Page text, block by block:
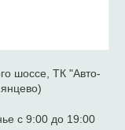
шоссе, ТК "Авто-
с 9:00 до 19:00